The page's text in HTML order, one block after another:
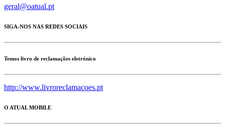
geral@oatual.pt
SIGA-NOS NAS REDES SOCIAIS
Temos livro de reclamações eletrónico
http://www.livroreclamacoes.pt
O ATUAL MOBILE